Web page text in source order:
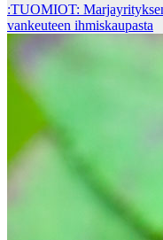
:TUOMIOT:
vankeuteen ihmiskaupasta